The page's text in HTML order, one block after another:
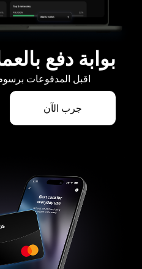
بوابة دفع
اقبل المدفوعات برسوم تبدأ
جرب الآن